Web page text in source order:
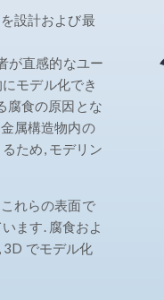
設計および最
が直感的なユー
モデル化でき
腐食の原因とな
属構造物内の
ため, モデリン
れらの表面で
ます. 腐食およ
でモデル化